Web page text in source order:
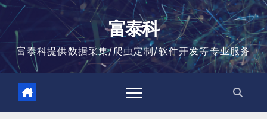
跳
富泰科
富泰科提供数据采集/爬虫定制/软件开发等专业服务